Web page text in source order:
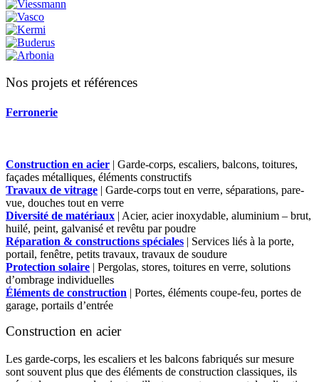
Nos projets et références
Ferronerie
Construction en acier | Garde-corps, escaliers, balcons, toitures,
façades métalliques, éléments constructifs
Travaux de vitrage | Garde-corps tout en verre, séparations, pare-
vue, douches tout en verre
Diversité de matériaux | Acier, acier inoxydable, aluminium – brut,
huilé, peint, galvanisé et revêtu par poudre
Réparation & constructions spéciales | Services liés à la porte,
portail, fenêtre, petits travaux, travaux de soudure
Protection solaire | Pergolas, stores, toitures en verre, solutions
d’ombrage individuelles
Éléments de construction | Portes, éléments coupe-feu, portes de
garage, portails d’entrée
Construction en acier
Les garde-corps, les escaliers et les balcons fabriqués sur mesure
sont souvent plus que des éléments de construction classiques, ils